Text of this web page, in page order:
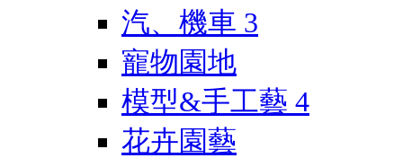
汽、機車 3
寵物園地
模型&手工藝 4
花卉園藝